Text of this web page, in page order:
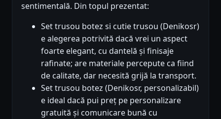
sentimentală. Din topul prezentat:
Set trusou botez si cutie trusou (Denikosr)
e alegerea potrivită dacă vrei un aspect
foarte elegant, cu dantelă și finisaje
rafinate; are materiale percepute ca fiind
de calitate, dar necesită grijă la transport.
Set trusou botez (Denikosr, personalizabil)
e ideal dacă pui preț pe personalizare
gratuită și comunicare bună cu